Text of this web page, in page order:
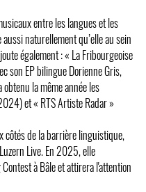
entre les langues et les
naturellement qu’elle au sein
également : « La Fribourgeoise
son EP bilingue Dorienne Gris,
la même année les
et « RTS Artiste Radar »
côtés de la barrière linguistique,
Live. En 2025, elle
à Bâle et attirera l'attention